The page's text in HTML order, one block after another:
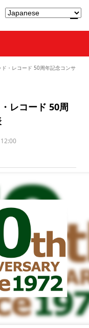
・レコード 50周年記念コンサ
レコード 50周